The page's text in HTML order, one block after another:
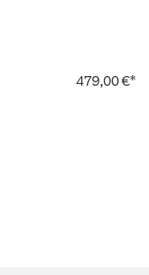
479,00 €*